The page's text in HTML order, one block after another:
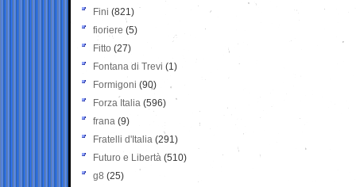
Fini (821)
fioriere (5)
Fitto (27)
Fontana di Trevi (1)
Formigoni (90)
Forza Italia (596)
frana (9)
Fratelli d'Italia (291)
Futuro e Libertà (510)
g8 (25)